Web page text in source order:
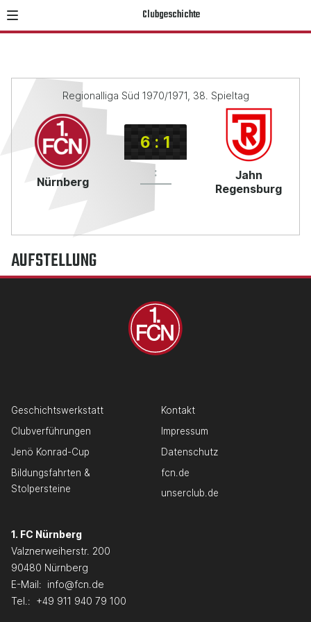
Clubgeschichte
Regionalliga Süd 1970/1971, 38. Spieltag
Nürnberg
6 : 1
:
Jahn
Regensburg
AUFSTELLUNG
Geschichtswerkstatt
Clubverführungen
Jenö Konrad-Cup
Bildungsfahrten &
Stolpersteine
Kontakt
Impressum
Datenschutz
fcn.de
unserclub.de
1. FC Nürnberg
Valznerweiherstr. 200
90480 Nürnberg
E-Mail: info@fcn.de
Tel.: +49 911 940 79 100